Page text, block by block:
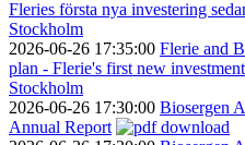
Fleries första nya investering
Stockholm
2026-06-26 17:35:00 Flerie and
plan - Flerie's first new
Stockholm
2026-06-26 17:30:00 Biosergen
Annual Report